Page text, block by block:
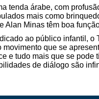
tenda árabe, com
mais como
Alan Minas têm boa
ao público infantil,
movimento que se
e tudo mais que se
de diálogo são